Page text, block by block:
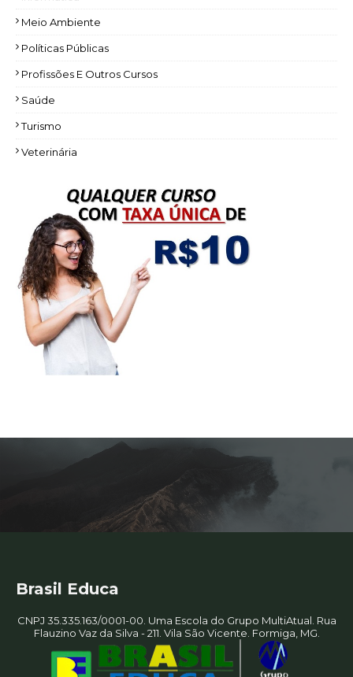
Meio Ambiente
Políticas Públicas
Profissões E Outros Cursos
Saúde
Turismo
Veterinária
Brasil Educa
CNPJ 35.335.163/0001-00. Uma Escola do Grupo MultiAtual. Rua
Flauzino Vaz da Silva - 211. Vila São Vicente. Formiga, MG.